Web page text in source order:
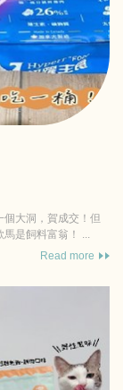
個大洞，賀成交！但
想想歐馬這麼喜歡就直接去下標一包來重拍了，現在的歐馬是飼料富翁！ ...
Read more